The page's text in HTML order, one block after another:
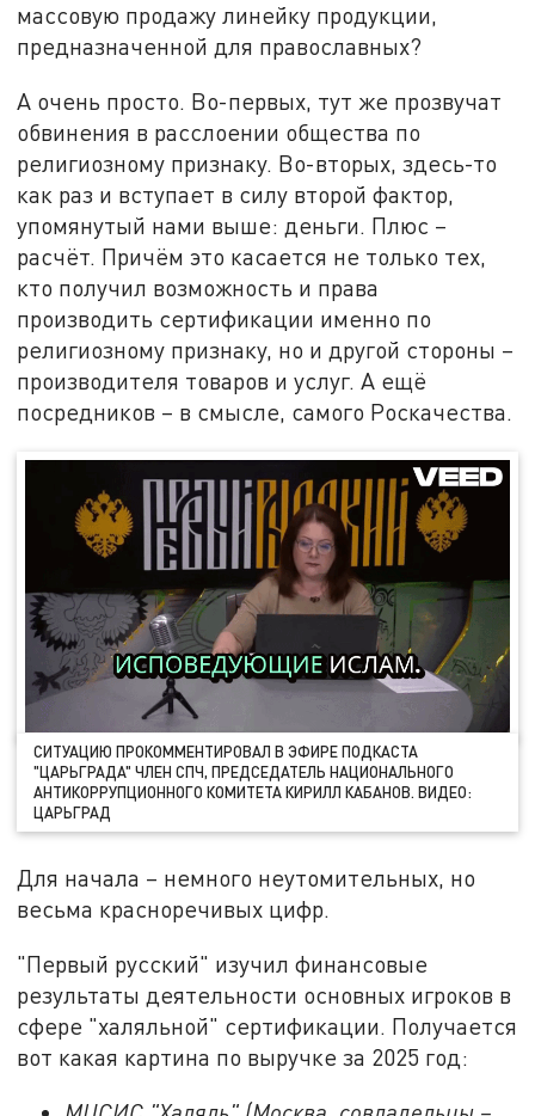
массовую продажу линейку продукции,
предназначенной для православных?
А очень просто. Во-первых, тут же прозвучат
обвинения в расслоении общества по
религиозному признаку. Во-вторых, здесь-то
как раз и вступает в силу второй фактор,
упомянутый нами выше: деньги. Плюс –
расчёт. Причём это касается не только тех,
кто получил возможность и права
производить сертификации именно по
религиозному признаку, но и другой стороны –
производителя товаров и услуг. А ещё
посредников – в смысле, самого Роскачества.
СИТУАЦИЮ ПРОКОММЕНТИРОВАЛ В ЭФИРЕ ПОДКАСТА
"ЦАРЬГРАДА" ЧЛЕН СПЧ, ПРЕДСЕДАТЕЛЬ НАЦИОНАЛЬНОГО
АНТИКОРРУПЦИОННОГО КОМИТЕТА КИРИЛЛ КАБАНОВ. ВИДЕО:
ЦАРЬГРАД
Для начала – немного неутомительных, но
весьма красноречивых цифр.
"Первый русский" изучил финансовые
результаты деятельности основных игроков в
сфере "халяльной" сертификации. Получается
вот какая картина по выручке за 2025 год: